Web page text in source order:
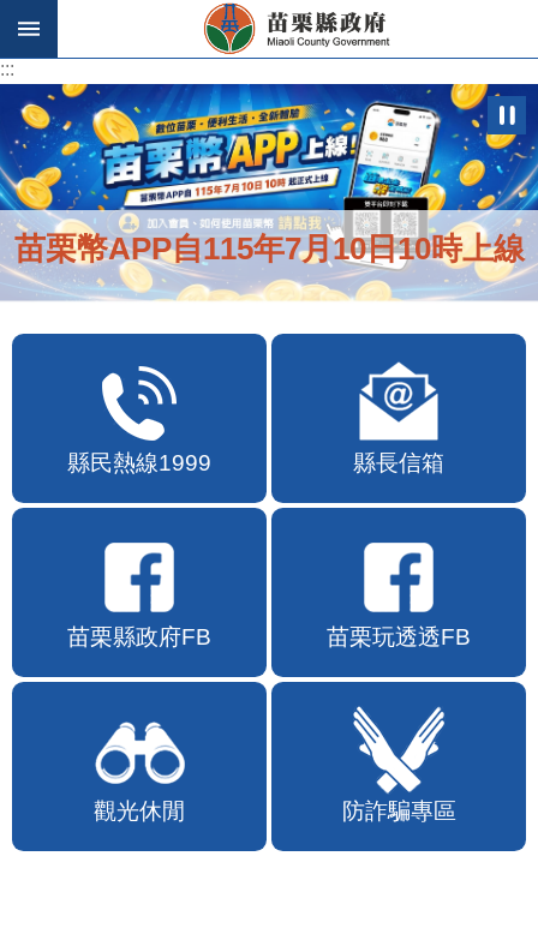
跳到主要內容區塊
:::
苗栗幣APP自115年7月10日10時上線
縣民熱線1999 縣長信箱
苗栗縣政府FB 苗栗玩透透FB
觀光休閒 防詐騙專區